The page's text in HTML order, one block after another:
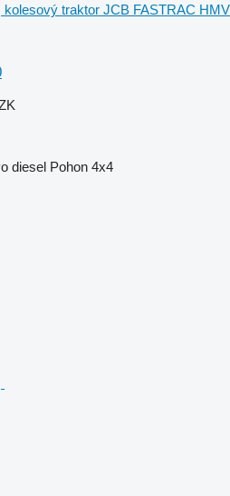
kolesový traktor JCB FASTRAC HMV
diesel Pohon 4x4